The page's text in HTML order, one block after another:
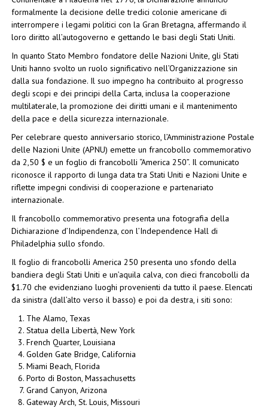
formalmente la decisione delle tredici colonie americane di
interrompere i legami politici con la Gran Bretagna, affermando il
loro diritto all’autogoverno e gettando le basi degli Stati Uniti.
In quanto Stato Membro fondatore delle Nazioni Unite, gli Stati
Uniti hanno svolto un ruolo significativo nell’Organizzazione sin
dalla sua fondazione. Il suo impegno ha contribuito al progresso
degli scopi e dei principi della Carta, inclusa la cooperazione
multilaterale, la promozione dei diritti umani e il mantenimento
della pace e della sicurezza internazionale.
Per celebrare questo anniversario storico, l’Amministrazione Postale
delle Nazioni Unite (APNU) emette un francobollo commemorativo
da 2,50 $ e un foglio di francobolli “America 250”. Il comunicato
riconosce il rapporto di lunga data tra Stati Uniti e Nazioni Unite e
riflette impegni condivisi di cooperazione e partenariato
internazionale.
Il francobollo commemorativo presenta una fotografia della
Dichiarazione d’Indipendenza, con l’Independence Hall di
Philadelphia sullo sfondo.
Il foglio di francobolli America 250 presenta uno sfondo della
bandiera degli Stati Uniti e un’aquila calva, con dieci francobolli da
$1.70 che evidenziano luoghi provenienti da tutto il paese. Elencati
da sinistra (dall’alto verso il basso) e poi da destra, i siti sono:
The Alamo, Texas
Statua della Libertà, New York
French Quarter, Louisiana
Golden Gate Bridge, California
Miami Beach, Florida
Porto di Boston, Massachusetts
Grand Canyon, Arizona
Gateway Arch, St. Louis, Missouri